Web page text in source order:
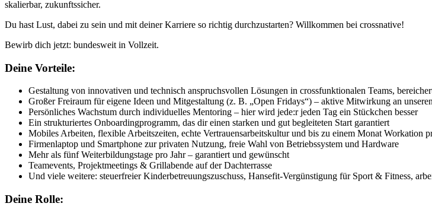
skalierbar, zukunftssicher.
Du hast Lust, dabei zu sein und mit deiner Karriere so richtig durchzustarten? Willkommen bei crossnative!
Bewirb dich jetzt: bundesweit in Vollzeit.
Deine Vorteile:
Gestaltung von innovativen und technisch anspruchsvollen Lösungen in crossfunktionalen Teams,
Großer Freiraum für eigene Ideen und Mitgestaltung (z. B. „Open Fridays“) – aktive Mitwirkung an
Persönliches Wachstum durch individuelles Mentoring – hier wird jede:r jeden Tag ein Stückchen besser
Ein strukturiertes Onboardingprogramm, das dir einen starken und gut begleiteten Start garantiert
Mobiles Arbeiten, flexible Arbeitszeiten, echte Vertrauensarbeitskultur und bis zu einem Monat Workation
Firmenlaptop und Smartphone zur privaten Nutzung, freie Wahl von Betriebssystem und Hardware
Mehr als fünf Weiterbildungstage pro Jahr – garantiert und gewünscht
Teamevents, Projektmeetings & Grillabende auf der Dachterrasse
Und viele weitere: steuerfreier Kinderbetreuungszuschuss, Hansefit-Vergünstigung für Sport & Fitness,
Deine Rolle: